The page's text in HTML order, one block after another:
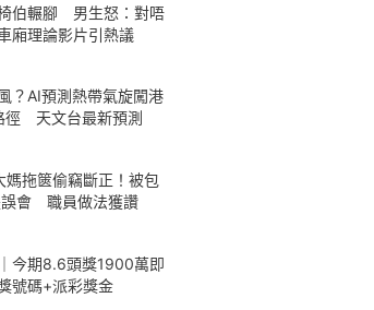
伯輾腳 男生怒：對唔
廂理論影片引熱議
？AI預測熱帶氣旋闖港
徑 天文台最新預測
媽拖篋偷竊斷正！被包
誤會 職員做法獲讚
今期8.6頭獎1900萬即
號碼+派彩獎金